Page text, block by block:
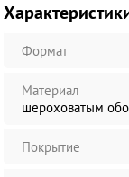
Формат
Материал
шероховатым
Покрытие